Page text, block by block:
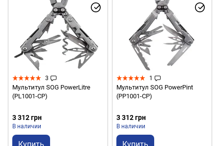
3
Мультитул SOG PowerLitre
(PL1001-CP)
3 312 грн
В наличии
1
Мультитул SOG PowerPint
(PP1001-CP)
3 312 грн
В наличии